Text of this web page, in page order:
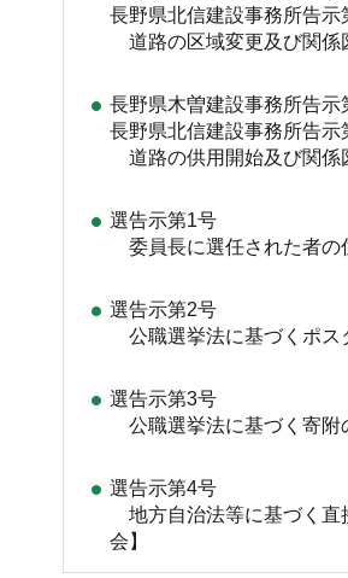
長野県北信建設事務所告示
道路の区域変更及び関係
長野県木曽建設事務所告示
長野県北信建設事務所告示
道路の供用開始及び関係
選告示第1号
委員長に選任された者の
選告示第2号
公職選挙法に基づくポス
選告示第3号
公職選挙法に基づく寄附
選告示第4号
地方自治法等に基づく直
会】